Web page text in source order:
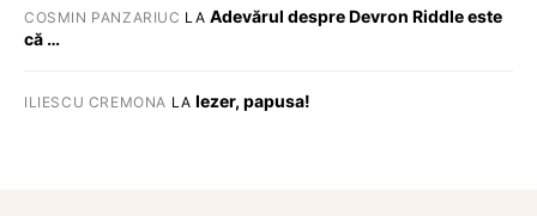
COSMIN PANZARIUC LA Adevărul despre Devron Riddle este
că …
ILIESCU CREMONA LA Iezer, papusa!